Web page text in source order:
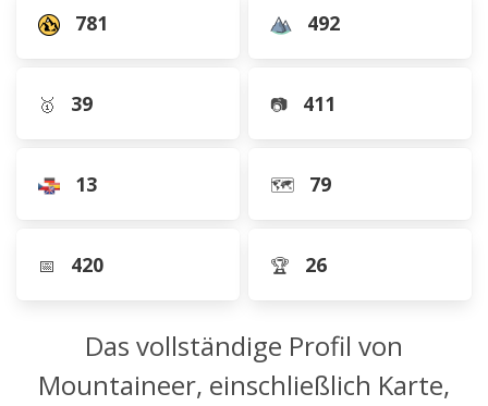
781 492
🥇 39 📷 411
13 🗺️ 79
📅 420 🏆 26
Das vollständige Profil von
Mountaineer, einschließlich Karte,